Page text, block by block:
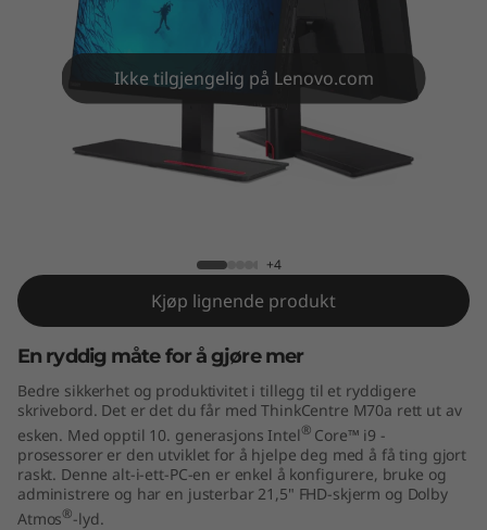
O
Ikke tilgjengelig på Lenovo.com
+4
Kjøp lignende produkt
En ryddig måte for å gjøre mer
Bedre sikkerhet og produktivitet i tillegg til et ryddigere
skrivebord. Det er det du får med ThinkCentre M70a rett ut av
esken. Med opptil 10. generasjons Intel® Core™ i9 -
prosessorer er den utviklet for å hjelpe deg med å få ting gjort
raskt. Denne alt-i-ett-PC-en er enkel å konfigurere, bruke og
administrere og har en justerbar 21,5" FHD-skjerm og Dolby
Atmos®-lyd.